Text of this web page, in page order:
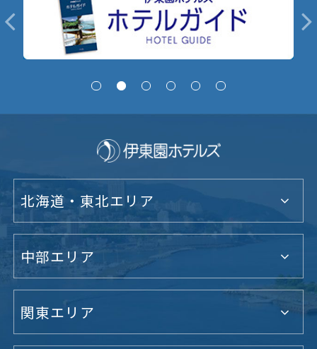
北海道・東北エリア
中部エリア
関東エリア